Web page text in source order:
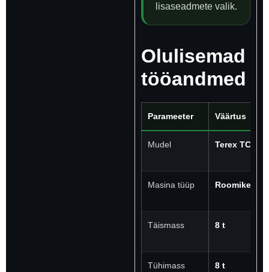
lisaseadmete valik.
Olulisemad
tööandmed
Parameeter Väärtus
Mudel Terex TC75
Masina tüüp
Täismass 8 t
Tühimass 8 t